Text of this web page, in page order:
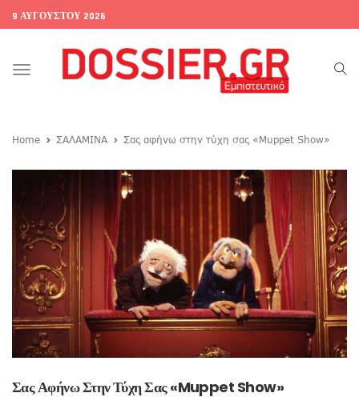
9 ΑΥΓΟΎΣΤΟΥ 2026
Toggle
Home ΣΑΛΑΜΙΝΑ Σας αφήνω στην τύχη σας «Muppet Show»
Σας Αφήνω Στην Τύχη Σας «Muppet Show»